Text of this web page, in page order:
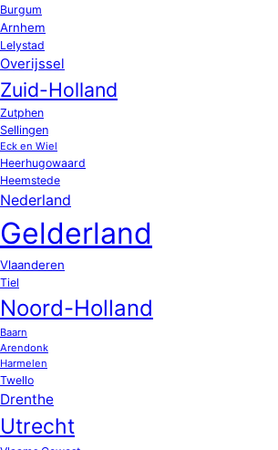
Burgum
Arnhem
Lelystad
Overijssel
Zuid-Holland
Zutphen
Sellingen
Eck en Wiel
Heerhugowaard
Heemstede
Nederland
Gelderland
Vlaanderen
Tiel
Noord-Holland
Baarn
Arendonk
Harmelen
Twello
Drenthe
Utrecht